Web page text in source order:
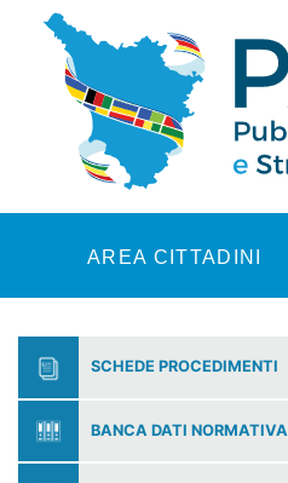
Skip to main content
AREA CITTADINI
SCHEDE PROCEDIMENTI
BANCA DATI NORMATIVA